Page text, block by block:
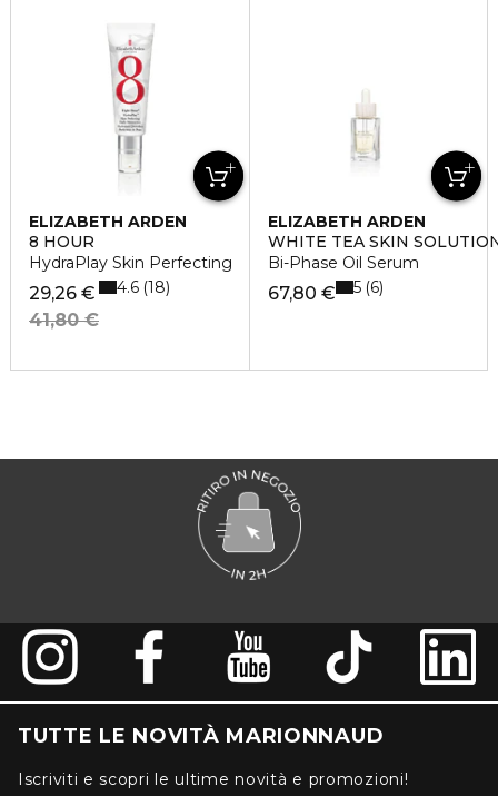
ELIZABETH ARDEN
8 HOUR
HydraPlay Skin Perfecting
29,26 €
41,80 €
4.6 18
ELIZABETH ARDEN
WHITE TEA SKIN
Bi-Phase Oil Serum
67,80 € 5 6
TUTTE LE NOVITÀ MARIONNAUD
Iscriviti e scopri le ultime novità e promozioni!